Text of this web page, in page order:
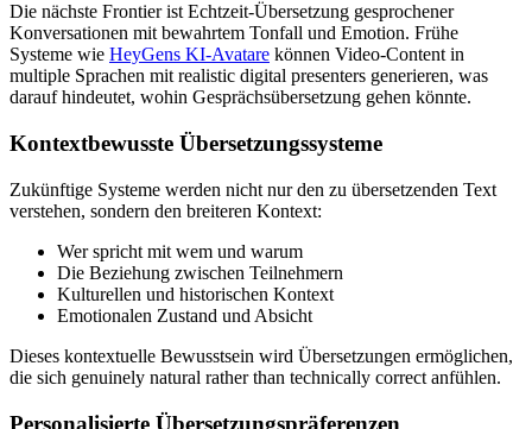
Die nächste Frontier ist Echtzeit-Übersetzung gesprochener
Konversationen mit bewahrtem Tonfall und Emotion. Frühe
Systeme wie HeyGens KI-Avatare können Video-Content in
multiple Sprachen mit realistic digital presenters generieren, was
darauf hindeutet, wohin Gesprächsübersetzung gehen könnte.
Kontextbewusste Übersetzungssysteme
Zukünftige Systeme werden nicht nur den zu übersetzenden Text
verstehen, sondern den breiteren Kontext:
Wer spricht mit wem und warum
Die Beziehung zwischen Teilnehmern
Kulturellen und historischen Kontext
Emotionalen Zustand und Absicht
Dieses kontextuelle Bewusstsein wird Übersetzungen ermöglichen,
die sich genuinely natural rather than technically correct anfühlen.
Personalisierte Übersetzungspräferenzen